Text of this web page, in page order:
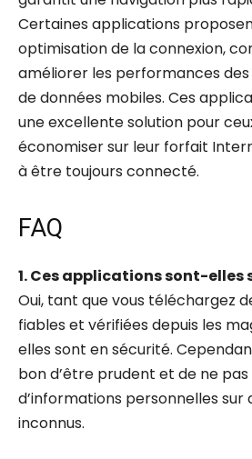
Certaines applications
optimisation de la connexion,
améliorer les performances des
de données mobiles. Ces
une excellente solution pour
économiser sur leur forfait
à être toujours connecté.
FAQ
1. Ces applications sont-elles
Oui, tant que vous téléchargez
fiables et vérifiées depuis les
elles sont en sécurité.
bon d’être prudent et de ne
d’informations personnelles sur
inconnus.